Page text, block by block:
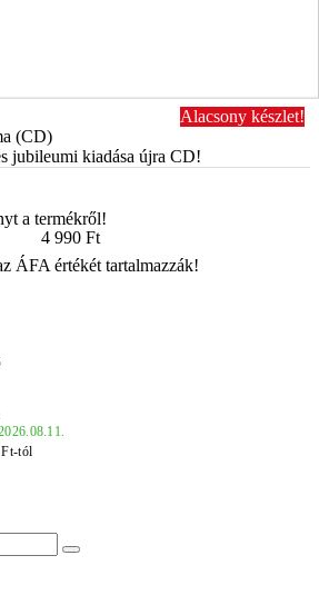
Alacsony készlet!
(CD)
jubileumi kiadása újra CD!
a termékről!
4 990 Ft
ÁFA értékét tartalmazzák!
Ft-tól